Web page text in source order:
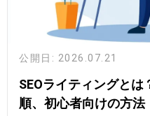
公開日: 2026.07.21
SEOライティングと
順、初心者向けの方法